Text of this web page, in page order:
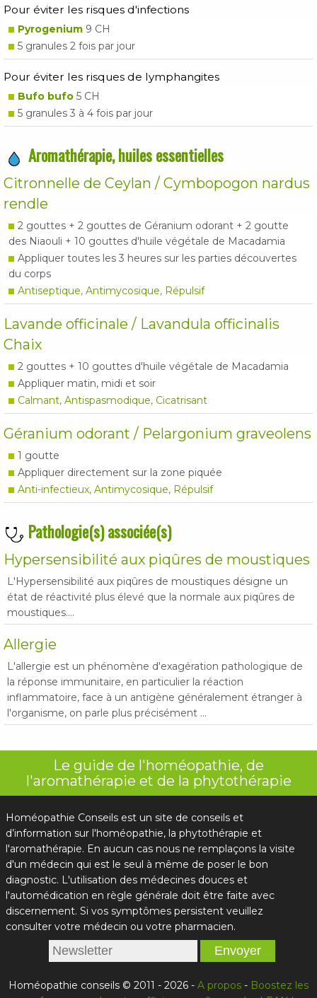
Pour éviter les risques d'infections
Pyrogenium 9 CH
5 granules 2 fois par jour
Pour éviter les risques de lymphangites
Bufo bufo 5 CH
5 granules 3 à 4 fois par jour
Aromathérapie, huiles essentielles
Citronnelle de Ceylan / Cymbopogon nardus
rendle
2 gouttes + 2 gouttes de Géranium odorant + 2 goutte
des Niaouli + 10 gouttes d'huile végétale de Macadamia
Appliquer toutes les 3 heures sur les parties découvertes
du corps
Antiseptique, Antimycosique, Répulsif
Lavande officinale / Lavandula officinalis
Chaix
2 gouttes + 10 gouttes d'huile végétale de Macadamia
Appliquer matin, midi et soir
Calmant, Antispasmodique, Cicatrisant
Géranium odorant / Pelargonium graveolens
1 goutte
Appliquer directement sur la zone piquée
Anti-infectieux, Antimycosique, Répulsif
Pathologie(s) associée(s)
Hypersensibilité aux piqûres de moustiques
L'Hypersensibilité aux piqûres de moustiques désigne un
état de réactivité plus élevé que la normale aux piqûres de
moustiques....
Allergie
L'allergie est un phénomène d'exagération pathologique de
la réponse immunitaire, en particulier la réaction
inflammatoire, face à un antigène généralement étranger à
l'organisme, on parle plus précisément ...
Le guide de l'homéopathie, de
l'aromathérapie et de la phytothérapie
Homéopathie Conseils est un site de conseils et
d’information sur l'homéopathie, la phytothérapie et
l'aromathérapie. En aucun cas nous ne remplaçons la visite
d'un médecin qui est le seul à même de poser le bon
diagnostic. L'utilisation des médecines douces et
l'automédication en règle générale doit être faite avec
discernement. Si vos symptômes persistent veuillez
consulter votre médecin ou votre pharmacien.
Homéopathie conseils © 2011 - 2026 - A propos - Boostez les